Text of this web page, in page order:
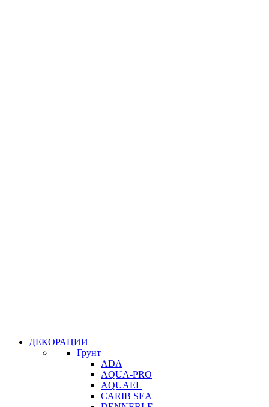
ДЕКОРАЦИИ
Грунт
ADA
AQUA-PRO
AQUAEL
CARIB SEA